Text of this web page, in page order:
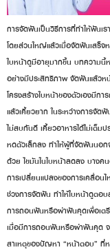
การจัดฟันเป็นวิธีการที่ทำให้ฟันเ
โดยส่วนใหญ่แล้วเมื่อจัดฟันเสร็
ใบหน้าดูมีอายุมากขึ้น บทความนี้
อย่างมีประสิทธิภาพ จัดฟันแล้วห
โครงสร้างใบหน้าของตัวเองมี
แล้วเคี้ยวยาก ในระหว่างการจัด
ไม่สบกันดี เคี้ยวอาหารได้ไม่เต็
หดตัวเล็กลง ทำให้ผู้ที่จัดฟันนอ
ด้วย ไขมันในใบหน้าลดลง บางค
การเปลี่ยนแปลงของการเคลื่อน
ช่วงการจัดฟัน ทำให้ใบหน้าดูตอ
การถอนฟันหรือผ่าฟันคุดเพื่อเต
เมื่อมีการถอนฟันหรือผ่าฟันคุด จ
สาเหตุของปัญหา “หน้าตอบ” ที่